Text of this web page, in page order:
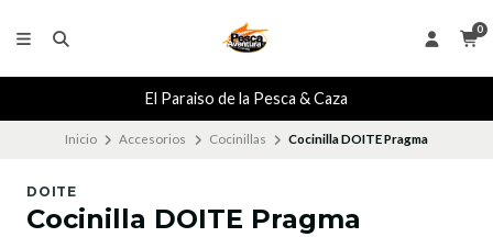
0
El Paraiso de la Pesca & Caza
Inicio Accesorios Cocinillas Cocinilla DOITE Pragma
DOITE
Cocinilla DOITE Pragma